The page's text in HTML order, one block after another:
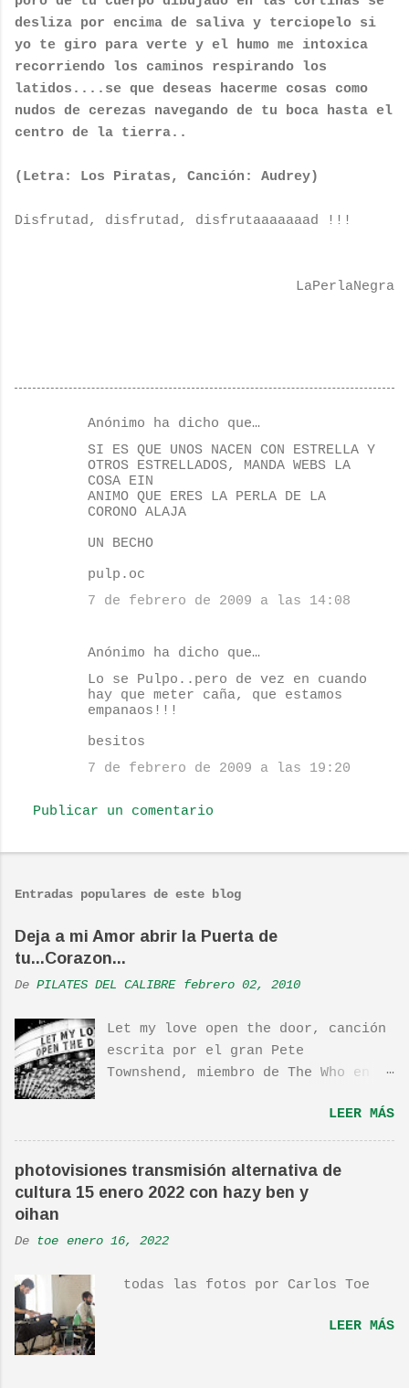
desliza por encima de saliva y terciopelo si
yo te giro para verte y el humo me intoxica
recorriendo los caminos respirando los
latidos....se que deseas hacerme cosas como
nudos de cerezas navegando de tu boca hasta el
centro de la tierra..
(Letra: Los Piratas, Canción: Audrey)
Disfrutad, disfrutad, disfrutaaaaaaad !!!
LaPerlaNegra
Anónimo ha dicho que…
SI ES QUE UNOS NACEN CON ESTRELLA Y
OTROS ESTRELLADOS, MANDA WEBS LA
COSA EIN
ANIMO QUE ERES LA PERLA DE LA
CORONO ALAJA
UN BECHO
pulp.oc
7 de febrero de 2009 a las 14:08
Anónimo ha dicho que…
Lo se Pulpo..pero de vez en cuando
hay que meter caña, que estamos
empanaos!!!
besitos
7 de febrero de 2009 a las 19:20
Publicar un comentario
Entradas populares de este blog
Deja a mi Amor abrir la Puerta de
tu...Corazon...
De PILATES DEL CALIBRE febrero 02, 2010
Let my love open the door, canción
escrita por el gran Pete
Townshend, miembro de The Who en
Glass, del mismo año, y que llego
a estar en el top 10. La cancion
es deliciosa de por si, de hecho
ha sido versionada cienes y cienes
de veces. Aquí os dejo el vídeo de
ver una estupenda película llamada
por TOE hace unos posts.Yo también
os la recomiendo. En una escena de
LEER MÁS
photovisiones transmisión alternativa de
cultura 15 enero 2022 con hazy ben y
oihan
De toe enero 16, 2022
todas las fotos por Carlos Toe
LEER MÁS